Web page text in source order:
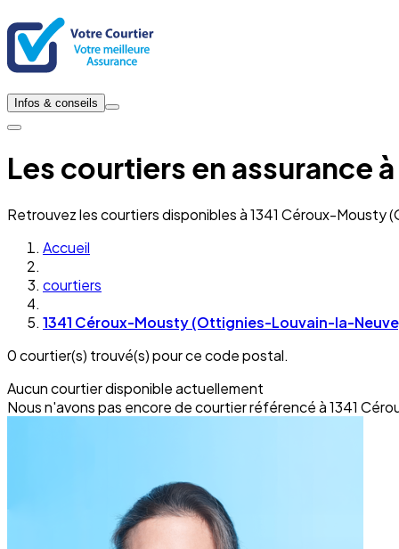
Infos & conseils
Les courtiers en
Retrouvez les courtiers disponibles à 1341 Céroux-
Accueil
courtiers
1341 Céroux-Mousty (Ottignies-Louvain-la-
0 courtier(s) trouvé(s) pour ce code postal.
Aucun courtier disponible actuellement
Nous n'avons pas encore de courtier référencé à 1341